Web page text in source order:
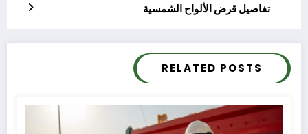
تفاصيل قرض الألواح الشمسية
RELATED POSTS